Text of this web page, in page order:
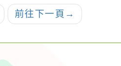
前往下一頁 →